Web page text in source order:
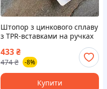
Штопор з цинкового сплаву
з TPR-вставками на ручках
433₴
474 ₴ -8%
Купити